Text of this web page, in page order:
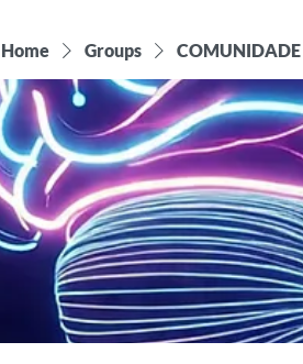
Home Groups COMUNIDADE